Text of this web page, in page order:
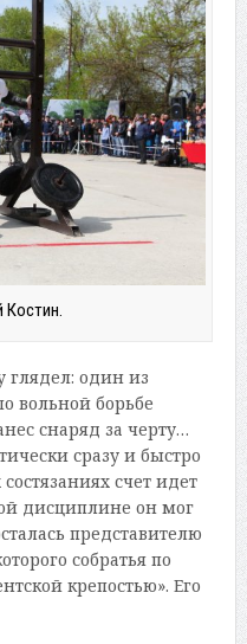
Костин.
глядел: один из
вольной борьбе
снаряд за черту…
сразу и быстро
счет идет
дисциплине он мог
представителю
собратья по
крепостью». Его